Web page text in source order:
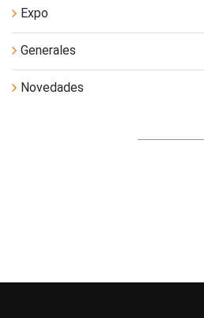
Expo
Generales
Novedades